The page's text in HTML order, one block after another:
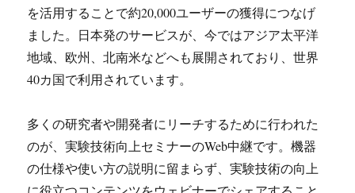
を活用することで約20,000ユーザーの獲得につなげ
ました。日本発のサービスが、今ではアジア太平洋
地域、欧州、北南米などへも展開されており、世界
40カ国で利用されています。
多くの研究者や開発者にリーチするために行われた
のが、実験技術向上セミナーのWeb中継です。機器
の仕様や使い方の説明に留まらず、実験技術の向上